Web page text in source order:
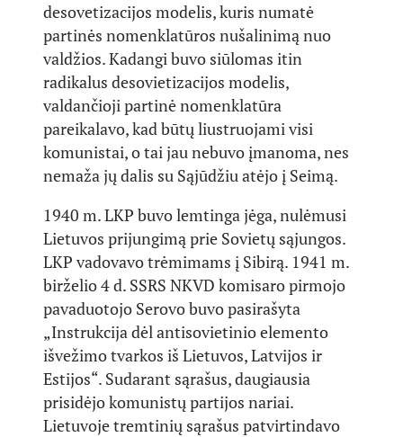
desovetizacijos modelis, kuris numatė
partinės nomenklatūros nušalinimą nuo
valdžios. Kadangi buvo siūlomas itin
radikalus desovietizacijos modelis,
valdančioji partinė nomenklatūra
pareikalavo, kad būtų liustruojami visi
komunistai, o tai jau nebuvo įmanoma, nes
nemaža jų dalis su Sąjūdžiu atėjo į Seimą.
1940 m. LKP buvo lemtinga jėga, nulėmusi
Lietuvos prijungimą prie Sovietų sąjungos.
LKP vadovavo trėmimams į Sibirą. 1941 m.
birželio 4 d. SSRS NKVD komisaro pirmojo
pavaduotojo Serovo buvo pasirašyta
„Instrukcija dėl antisovietinio elemento
išvežimo tvarkos iš Lietuvos, Latvijos ir
Estijos“. Sudarant sąrašus, daugiausia
prisidėjo komunistų partijos nariai.
Lietuvoje tremtinių sąrašus patvirtindavo